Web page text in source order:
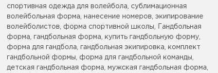
спортивная одежда для волейбола, сублимационная
волейбольная форма, нанесение номеров, экипирование
волейболистов, форма спортивной школы, Гандбольная
форма, гандбольная форма, купить гандбольную форму,
форма для гандбола, гандбольная экипировка, комплект
гандбольной формы, форма для гандбольной команды,
детская гандбольная форма, мужская гандбольная форма,